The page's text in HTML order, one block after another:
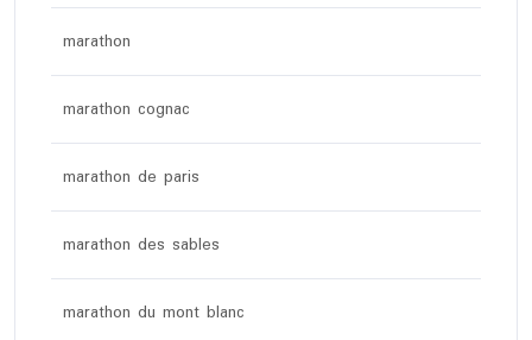
marathon
marathon cognac
marathon de paris
marathon des sables
marathon du mont blanc